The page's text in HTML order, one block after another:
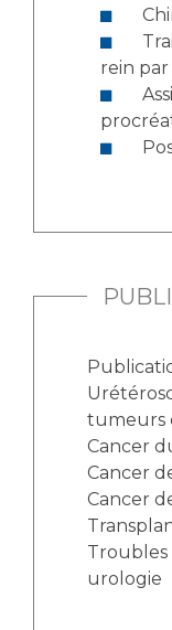
rein
tumeurs
Cancer
Cancer
Cancer
urologie